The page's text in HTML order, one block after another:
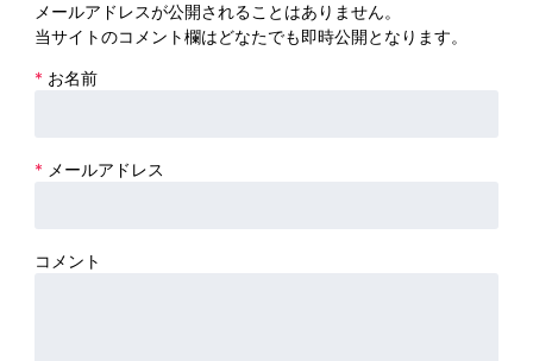
メールアドレスが公開されることはありません。
当サイトのコメント欄はどなたでも即時公開となります。
* お名前
* メールアドレス
コメント